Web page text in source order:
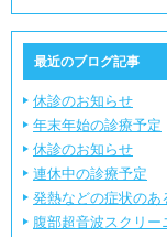
最近のブログ記事
休診のお知らせ
年末年始の診療予定
休診のお知らせ
連休中の診療予定
発熱などの症状のあ
腹部超音波スクリ